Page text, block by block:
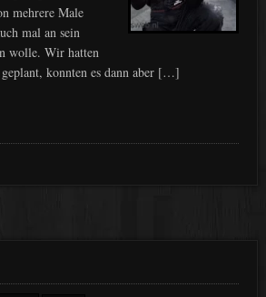
mehrere Male
mal an sein
wolle. Wir hatten
geplant, konnten es dann aber […]